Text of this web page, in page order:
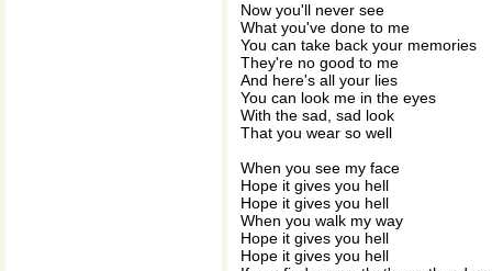
Now you'll never see
What you've done to me
You can take back your memories
They're no good to me
And here's all your lies
You can look me in the eyes
With the sad, sad look
That you wear so well
When you see my face
Hope it gives you hell
Hope it gives you hell
When you walk my way
Hope it gives you hell
Hope it gives you hell